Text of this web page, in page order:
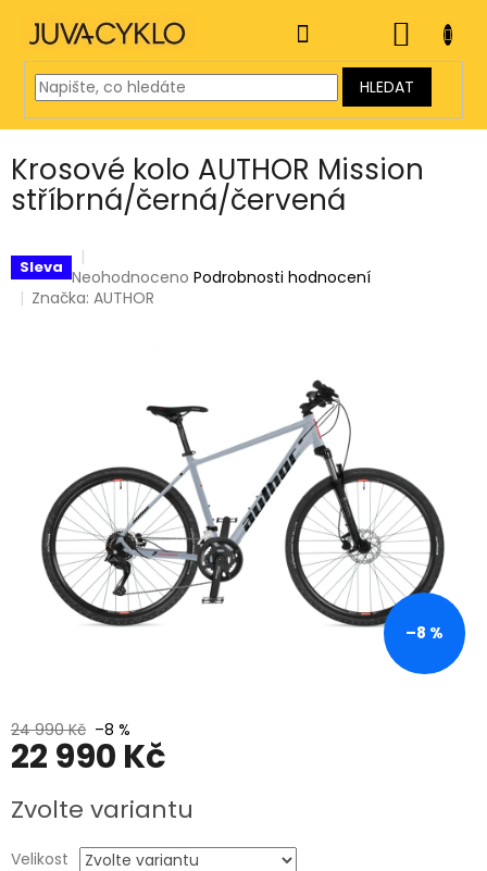
obsah
HLEDAT
KOŠÍK
Krosové kolo AUTHOR Mission
stříbrná/černá/červená
Sleva Průměrné
hodnocení
Neohodnoceno Podrobnosti hodnocení
Značka:AUTHOR
–8 %
24 990 Kč –8 %
22 990 Kč
cena:
Zvolte variantu
Velikost